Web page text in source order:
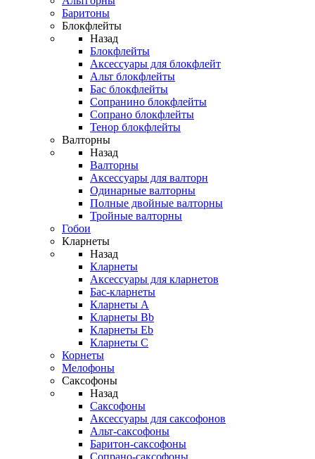
Баритоны
Блокфлейты
Назад
Блокфлейты
Аксессуары для блокфлейт
Альт блокфлейты
Бас блокфлейты
Сопранино блокфлейты
Сопрано блокфлейты
Тенор блокфлейты
Валторны
Назад
Валторны
Аксессуары для валторн
Одинарные валторны
Полные двойные валторны
Тройные валторны
Гобои
Кларнеты
Назад
Кларнеты
Аксессуары для кларнетов
Бас-кларнеты
Кларнеты A
Кларнеты Bb
Кларнеты Eb
Кларнеты С
Корнеты
Мелофоны
Саксофоны
Назад
Саксофоны
Аксессуары для саксофонов
Альт-саксофоны
Баритон-саксофоны
Сопрано-саксофоны